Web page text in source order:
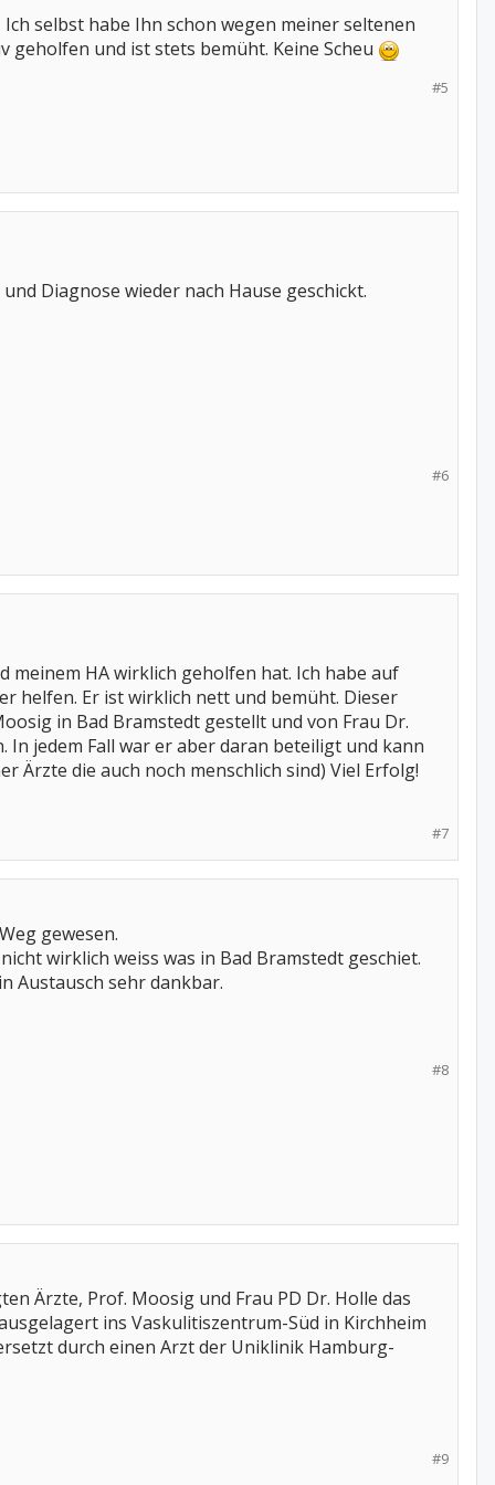
selbst habe Ihn schon wegen meiner seltenen
und ist stets bemüht. Keine Scheu
#5
Diagnose wieder nach Hause geschickt.
#6
HA wirklich geholfen hat. Ich habe auf
helfen. Er ist wirklich nett und bemüht. Dieser
in Bad Bramstedt gestellt und von Frau Dr.
jedem Fall war er aber daran beteiligt und kann
Ärzte die auch noch menschlich sind) Viel Erfolg!
#7
gewesen.
wirklich weiss was in Bad Bramstedt geschiet.
Austausch sehr dankbar.
#8
Ärzte, Prof. Moosig und Frau PD Dr. Holle das
ins Vaskulitiszentrum-Süd in Kirchheim
durch einen Arzt der Uniklinik Hamburg-
#9